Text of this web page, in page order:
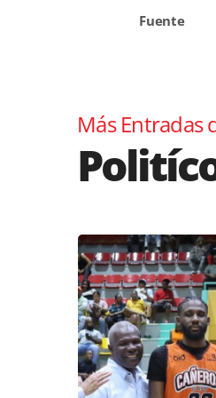
Fuente
Más Entradas